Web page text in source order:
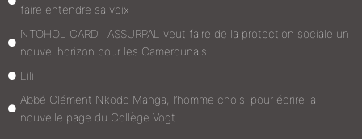
faire entendre sa voix
NTOHOL CARD : ASSURPAL veut faire de la protection sociale un
nouvel horizon pour les Camerounais
Lili
Abbé Clément Nkodo Manga, l’homme choisi pour écrire la
nouvelle page du Collège Vogt